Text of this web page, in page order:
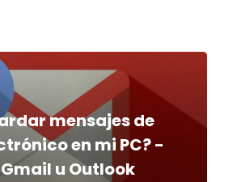
mensajes de
en mi PC? -
u Outlook